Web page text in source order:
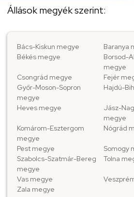
Állások megyék szerint:
Bács-Kiskun megye
Baranya
Békés megye
Borsod-
megye
Csongrád megye
Fejér
Győr-Moson-Sopron
megye
Hajdú-
Heves megye
Jász-
megye
Komárom-Esztergom
megye
Nógrád
Pest megye
Somogy
Szabolcs-Szatmár-Bereg
megye
Tolna
Vas megye
Zala megye